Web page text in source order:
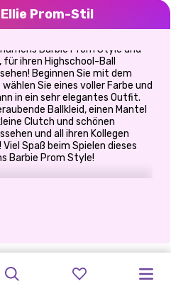
Prom-Stil
Barbie Prom Style und
ihren Highschool-Ball
Beginnen Sie mit dem
Sie eines voller Farbe und
in ein sehr elegantes Outfit.
Ballkleid, einen Mantel
Clutch und schönen
und all ihren Kollegen
Spaß beim Spielen dieses
Barbie Prom Style!
PROTEST
STYLE-
ELIZA